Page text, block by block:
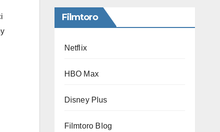
Filmtoro
Netflix
HBO Max
Disney Plus
Filmtoro Blog